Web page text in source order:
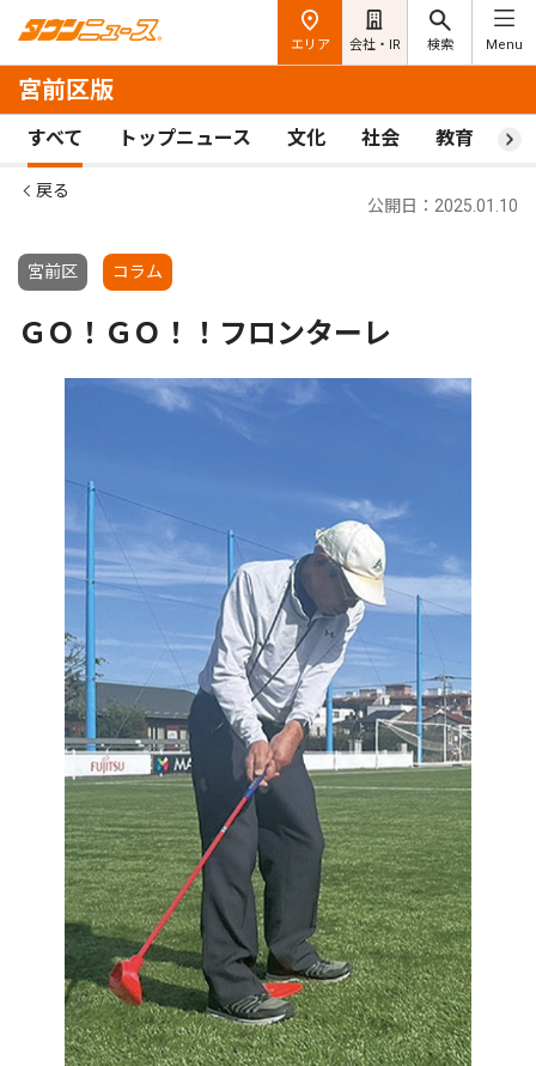
エリア 会社・IR 検索 Menu
宮前区版
すべて トップニュース 文化 社会 教育 ス
戻る
宮前区 コラム
公開日：2025.01.10
ＧＯ！ＧＯ！！フロンターレ